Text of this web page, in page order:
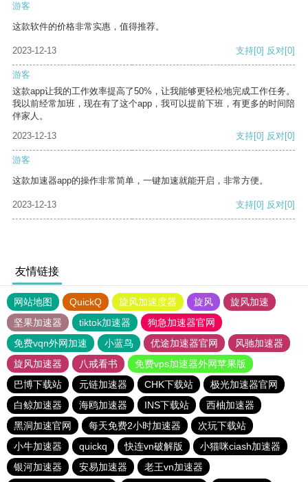
游客
这款软件的价格非常实惠，值得推荐。
2023-12-13 支持[0] 反对[0]
游客
这款app让我的工作效率提高了50%，让我能够更轻松地完成工作任务。
我以前经常加班，现在有了这个app，我可以提前下班，有更多的时间陪
伴家人。
2023-12-13
支持[0] 反对[0]
游客
这款加速器app的操作非常简单，一键加速就能开启，非常方便。
2023-12-13 支持[0] 反对[0]
友情链接
网站地图 QuickQ 旋风加速度器 旋风
旋风加速
坚果加速器
tiktok加速器
狗急加速器官网
免费vqn外网加速
小蓝鸟 优途加速器官网
风驰加速器
旋风加速器
八戒看书
免费vps加速器外网苹果版
巴博下载站
元链加速器 CHK下载站
极光加速器官网
白鲸加速器
海鸥加速器 INS下载站
西柚加速器
黑洞加速官网
每天免费2小时加速器
次玩下载站
小牛加速器
quickq 快连vn破解版
小猫咪ciash加速器
银河加速器
安易加速器 老王vn加速器